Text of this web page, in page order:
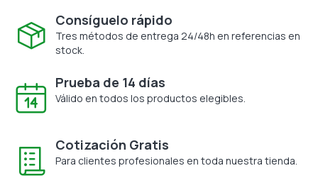
Consíguelo rápido
Tres métodos de entrega 24/48h en referencias en
stock.
Prueba de 14 días
Válido en todos los productos elegibles.
Cotización Gratis
Para clientes profesionales en toda nuestra tienda.